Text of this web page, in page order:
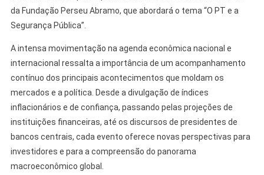
da Fundação Perseu Abramo, que abordará o tema “O PT e a
Segurança Pública”.
A intensa movimentação na agenda econômica nacional e
internacional ressalta a importância de um acompanhamento
contínuo dos principais acontecimentos que moldam os
mercados e a política. Desde a divulgação de índices
inflacionários e de confiança, passando pelas projeções de
instituições financeiras, até os discursos de presidentes de
bancos centrais, cada evento oferece novas perspectivas para
investidores e para a compreensão do panorama
macroeconômico global.